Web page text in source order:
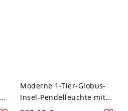
Moderne 1-Tier-Globus-
Insel-Pendelleuchte mit
Bi-Pin-Glühbirnen für den